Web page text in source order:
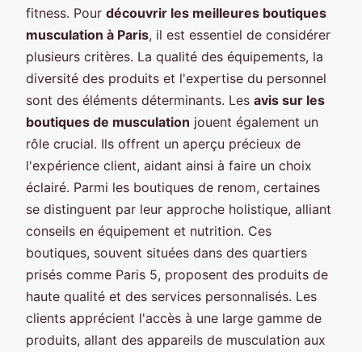
fitness. Pour découvrir les meilleures boutiques
musculation à Paris, il est essentiel de considérer
plusieurs critères. La qualité des équipements, la
diversité des produits et l'expertise du personnel
sont des éléments déterminants. Les avis sur les
boutiques de musculation jouent également un
rôle crucial. Ils offrent un aperçu précieux de
l'expérience client, aidant ainsi à faire un choix
éclairé. Parmi les boutiques de renom, certaines
se distinguent par leur approche holistique, alliant
conseils en équipement et nutrition. Ces
boutiques, souvent situées dans des quartiers
prisés comme Paris 5, proposent des produits de
haute qualité et des services personnalisés. Les
clients apprécient l'accès à une large gamme de
produits, allant des appareils de musculation aux